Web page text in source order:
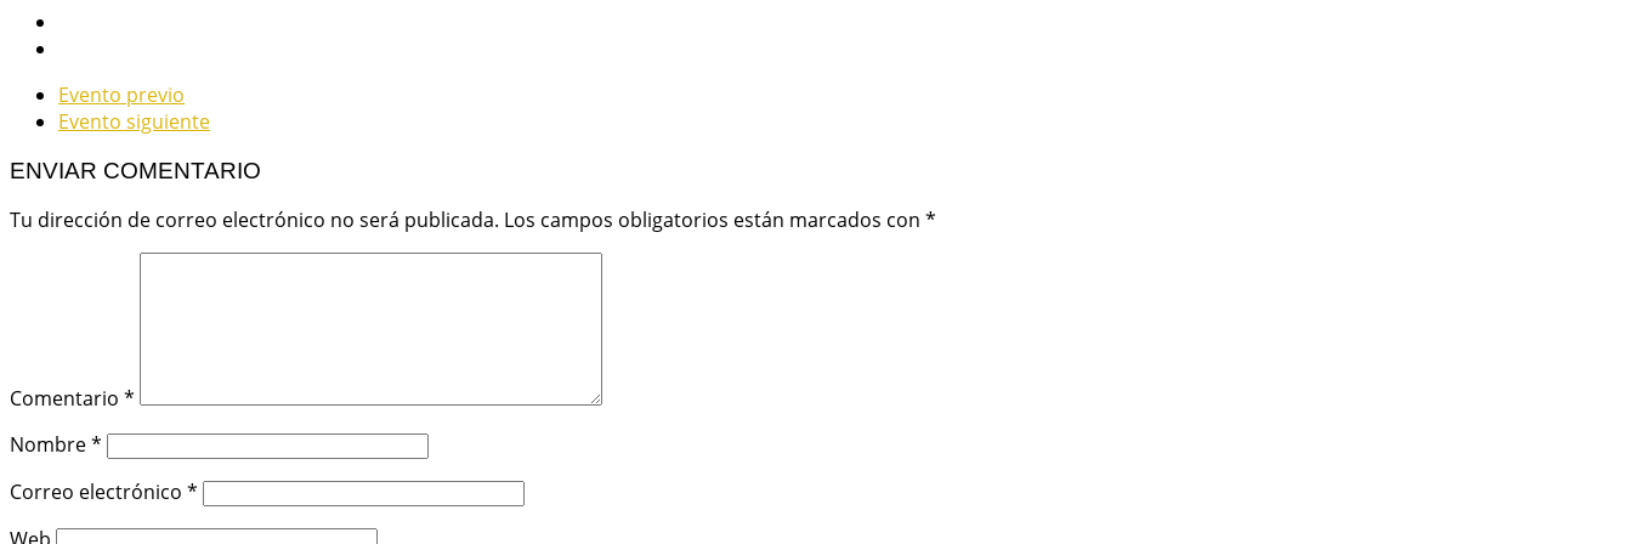
Evento previo
Evento siguiente
ENVIAR COMENTARIO
Tu dirección de correo electrónico no será publicada. Los campos obligatorios están marcados con *
Comentario *
Nombre*
Correo electrónico *